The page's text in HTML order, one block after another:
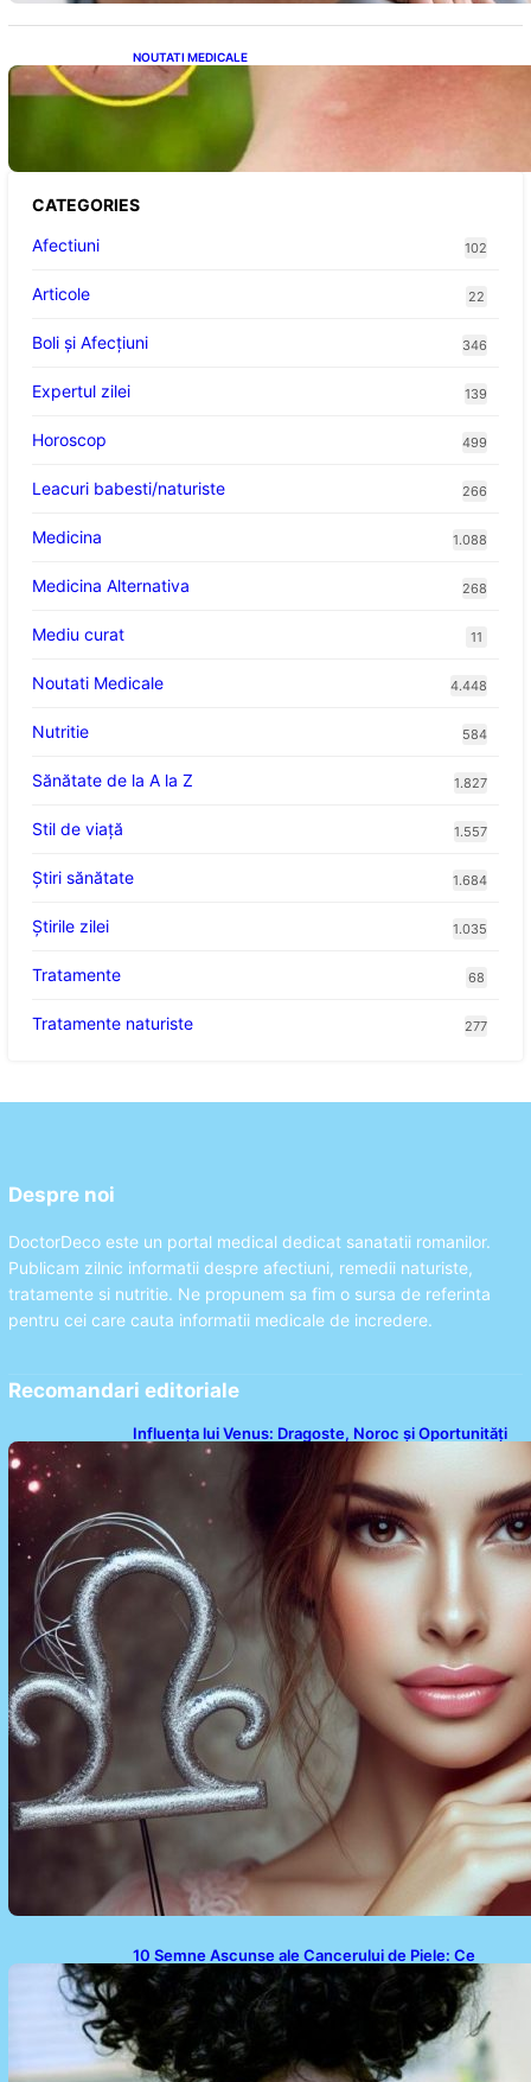
NOUTATI MEDICALE
Cum bacteriile pielii influențează atracția
țânțarilor: O nouă viziune asupra alegerii
CATEGORIES
Afectiuni
102
Articole 22
Boli și Afecțiuni 346
Expertul zilei 139
Horoscop 499
Leacuri babesti/naturiste 266
Medicina 1.088
Medicina Alternativa 268
Mediu curat 11
Noutati Medicale 4.448
Nutritie 584
Sănătate de la A la Z 1.827
Stil de viaţă 1.557
Ştiri sănătate 1.684
Știrile zilei 1.035
Tratamente 68
Tratamente naturiste 277
Despre noi
DoctorDeco este un portal medical dedicat sanatatii romanilor.
Publicam zilnic informatii despre afectiuni, remedii naturiste,
tratamente si nutritie. Ne propunem sa fim o sursa de referinta
pentru cei care cauta informatii medicale de incredere.
Recomandari editoriale
Influența lui Venus: Dragoste, Noroc și Oportunități
pentru Tauri și Balanțe în Weekendul 8-9 August
10 Semne Ascunse ale Cancerului de Piele: Ce
Trebuie să Știm pentru a Ne Proteja